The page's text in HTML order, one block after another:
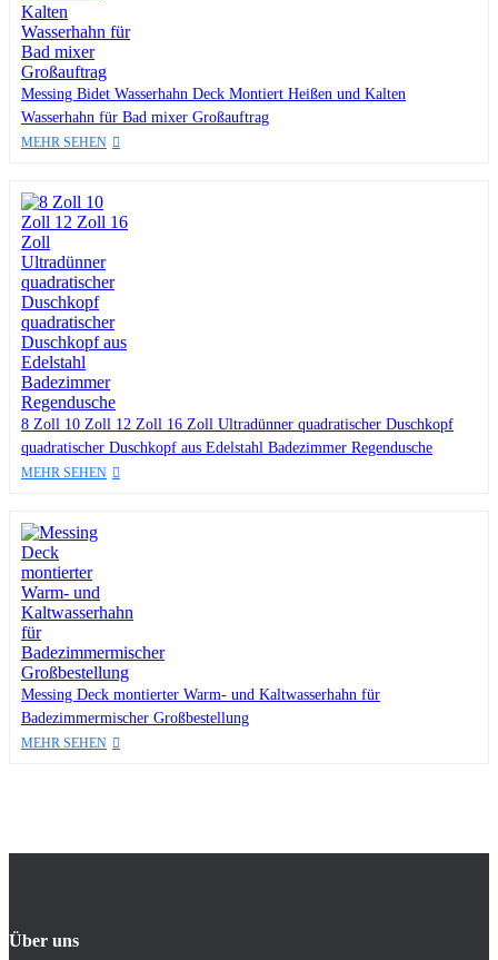
Messing Bidet Wasserhahn Deck Montiert Heißen und Kalten
Wasserhahn für Bad mixer Großauftrag
MEHR SEHEN
8 Zoll 10 Zoll 12 Zoll 16 Zoll Ultradünner quadratischer Duschkopf
quadratischer Duschkopf aus Edelstahl Badezimmer Regendusche
MEHR SEHEN
Messing Deck montierter Warm- und Kaltwasserhahn für
Badezimmermischer Großbestellung
MEHR SEHEN
Über uns